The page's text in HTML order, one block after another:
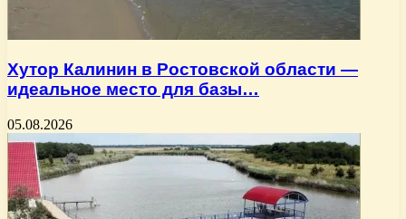
Хутор Калинин в Ростовской области —
идеальное место для базы…
05.08.2026